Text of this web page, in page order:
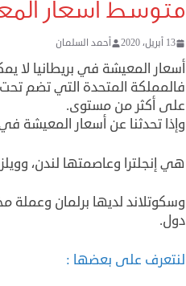
متوسط أسعار
13 أبريل، 2020 أحمد السلمان
أسعار المعيشة في بريطانيا لا
فالمملكة المتحدة التي تضم تحت
على أكثر من مستوى.
وإذا تحدثنا عن أسعار المعيشة
هي إنجلترا وعاصمتها لندن،
وسكوتلاند لديها برلمان وعملة
دول.
لنتعرف على بعضها :